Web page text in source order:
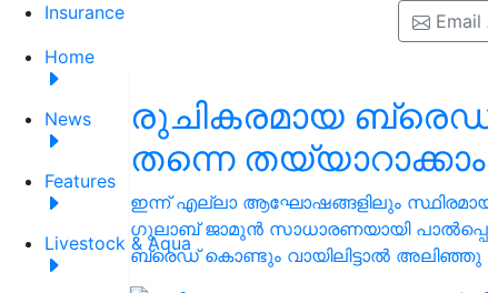
Insurance
Home
News
Features
Livestock & Aqua
Email
രുചികരമായ ബ്രെഡ്
തന്നെ തയ്യാറാക്കാം
ഇന്ന് എല്ലാ ആഘോഷങ്ങളിലും
ഗുലാബ് ജാമുൻ സാധാരണയായി
ബ്രെഡ് കൊണ്ടും വായിലിട്ടാൽ